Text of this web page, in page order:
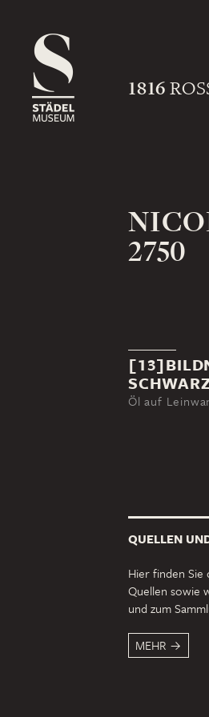
1816
2750
Öl auf
QUELLEN
Hier finden Sie
Quellen sowie
und zum
MEHR